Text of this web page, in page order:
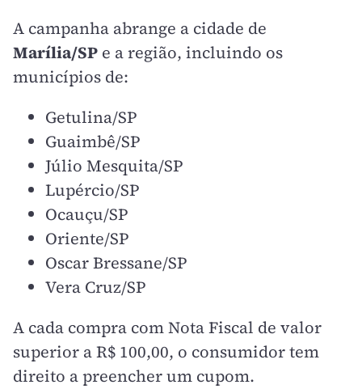
A campanha abrange a cidade de
Marília/SP e a região, incluindo os
municípios de:
Getulina/SP
Guaimbê/SP
Júlio Mesquita/SP
Lupércio/SP
Ocauçu/SP
Oriente/SP
Oscar Bressane/SP
Vera Cruz/SP
A cada compra com Nota Fiscal de valor
superior a R$ 100,00, o consumidor tem
direito a preencher um cupom.